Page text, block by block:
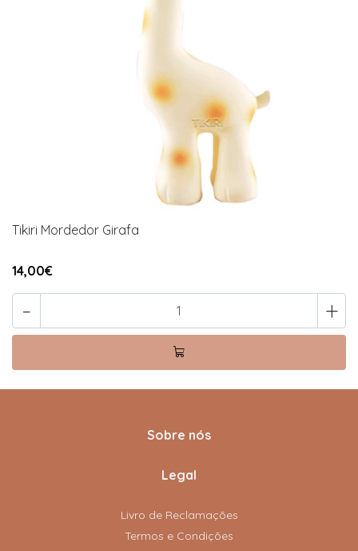
Tikiri Mordedor Girafa
14,00€
- +
Sobre nós
Legal
Livro de Reclamações
Termos e Condições